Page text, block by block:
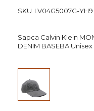
the
SKU LV04G5007G-YH9
Sapca Calvin Klein
DENIM BASEBA Unisex